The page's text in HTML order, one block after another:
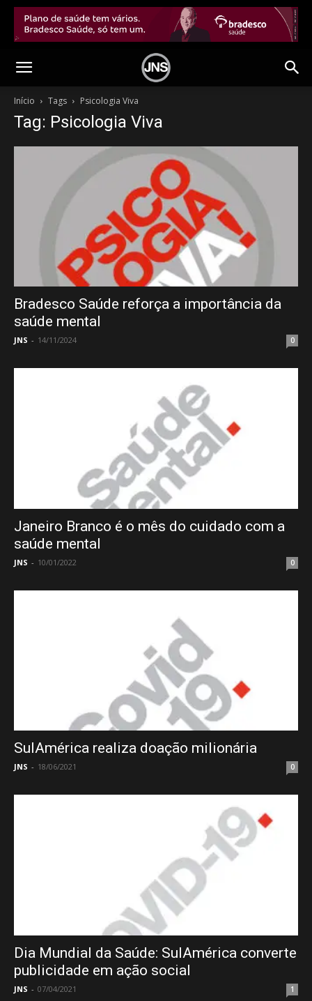
Início Tags Psicologia Viva
Tag: Psicologia Viva
Bradesco Saúde reforça a importância da
saúde mental
JNS - 14/11/2024 0
Janeiro Branco é o mês do cuidado com a
saúde mental
JNS - 10/01/2022 0
SulAmérica realiza doação milionária
JNS - 18/06/2021 0
Dia Mundial da Saúde: SulAmérica converte
publicidade em ação social
JNS - 07/04/2021 1